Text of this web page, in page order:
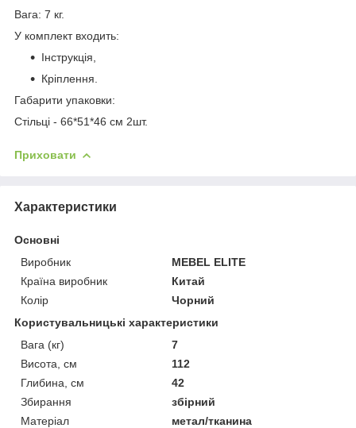
Вага: 7 кг.
У комплект входить:
Інструкція,
Кріплення.
Габарити упаковки:
Стільці - 66*51*46 см 2шт.
Приховати
Характеристики
Основні
Виробник
MEBEL ELITE
Країна виробник
Китай
Колір
Чорний
Користувальницькі характеристики
Вага (кг)
7
Висота, см
112
Глибина, см
42
Збирання
збірний
Матеріал
метал/тканина